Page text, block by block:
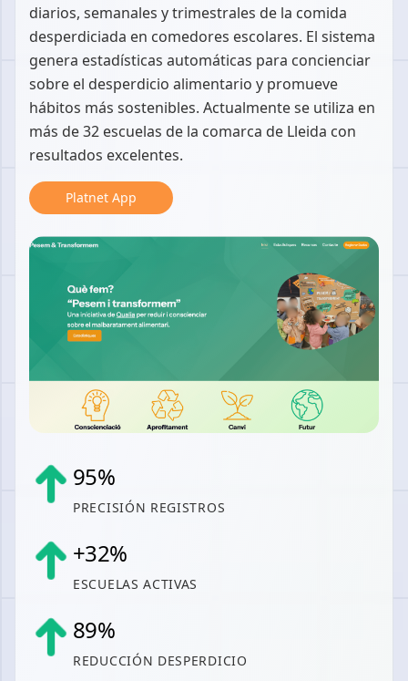
diarios, semanales y trimestrales de la comida
desperdiciada en comedores escolares. El sistema
genera estadísticas automáticas para concienciar
sobre el desperdicio alimentario y promueve
hábitos más sostenibles. Actualmente se utiliza en
más de 32 escuelas de la comarca de Lleida con
resultados excelentes.
Platnet App
95%
PRECISIÓN REGISTROS
+32%
ESCUELAS ACTIVAS
89%
REDUCCIÓN DESPERDICIO